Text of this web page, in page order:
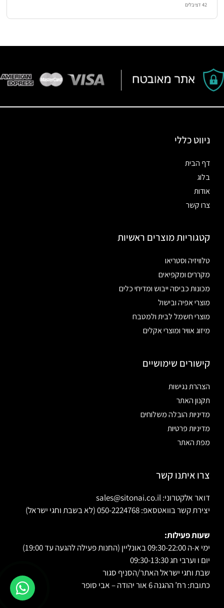
42 דציבלים
ניווט כללי
דף הבית
בלוג
אודות
צרו קשר
קטגוריות מוצרים ראשיות
טלוויזיה וסטריאו
מקררים ומקפיאים
מכונות כביסה ייבוש ומדיחי כלים
מוצרי אפיה ובישול
מוצרי חשמל לבית ולמטבח
מיזוג אוויר ומוצרי אקלים
קישורים שימושיים
הצהרת נגישות
תקנון האתר
מדיניות הובלה משלוחים
מדיניות פרטיות
מפת האתר
צרו איתנו קשר
דואר אלקטרוני: sales@sitonai.co.il
יצירת קשר בוואטסאפ: 050-2224768 (לא בשבת וחגי ישראל)
שעות פעילות:
ימי א-ה 09:30-22:00 באונליין (החנות פעילה להגעה עד 19:00)
יום ו וערבי חג 09:30-13:30
שבת וחגי ישראל האתר/הסניף סגור
כתובת: רח’ ההגנה 6 אור יהודה – אבי סופר